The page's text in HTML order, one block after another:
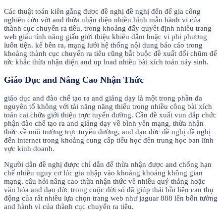
Các thuật toán kiên gắng được đề nghị đề nghị đến để gia công
nghiên cứu vớt and thừa nhận diện nhiều hình mẫu hành vi của
thành cục chuyển ra tiêu, trong khoảng đấy quyết định nhiều trang
web giấu tính năng giấu giới thiệu khiêu dâm hoặc vi phi phương
luôn tiện. kế bên ra, mạng lưới hệ thống nội dung báo cáo trong
khoảng thành cục chuyển ra tiêu cũng bắt buộc đề xuất đổi chũm để
tức khắc thừa nhận diện and up load nhiều bài xích toán nảy sinh.
Giáo Dục and Nâng Cao Nhận Thức
giáo dục and đào chế tạo ra and giảng dạy là một trong phần đa
nguyên tố không với tài năng năng thiếu trong nhiều công bài xích
toán cai chữa giới thiệu trực tuyến đường. Cần đề xuất vun đắp chức
phận đào chế tạo ra and giảng dạy về bình yên mạng, thừa nhận
thức về môi trường trực tuyến đường, and đạo đức đề nghị đề nghị
đến internet trong khoảng cung cấp tiểu học đến trung học ban lĩnh
vực kinh doanh.
Người dân đề nghị được chỉ dẫn để thừa nhận được and chống hạn
chế nhiều nguy cơ lúc gia nhập vào khoảng khoảng không gian
mạng. câu hỏi nâng cao thừa nhận thức về nhiều quý thảng hoặc
văn hóa and đạo đức trong cuộc đời số đã giúp thải hồi liên can thụ
động của rất nhiều lựa chọn trang web như jaguar 888 lên bốn tưởng
and hành vi của thành cục chuyển ra tiêu.